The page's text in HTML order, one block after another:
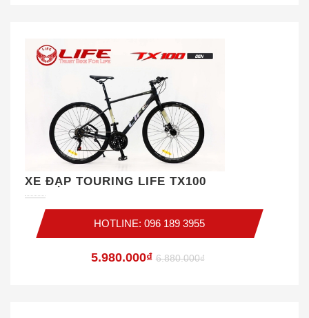
XE ĐẠP TOURING LIFE TX100
HOTLINE: 096 189 3955
5.980.000₫ 6.880.000₫